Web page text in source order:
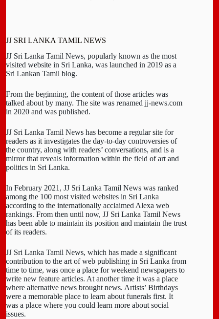
JJ SRI LANKA TAMIL NEWS
JJ Sri Lanka Tamil News, popularly known as the most
visited website in Sri Lanka, was launched in 2019 as a
Sri Lankan Tamil blog.
From the beginning, the content of those articles was
talked about by many. The site was renamed jj-news.com
in 2020 and was published.
JJ Sri Lanka Tamil News has become a regular site for
readers as it investigates the day-to-day controversies of
the country, along with readers’ conversations, and is a
mirror that reveals information within the field of art and
politics in Sri Lanka.
In February 2021, JJ Sri Lanka Tamil News was ranked
among the 100 most visited websites in Sri Lanka
according to the internationally acclaimed Alexa web
rankings. From then until now, JJ Sri Lanka Tamil News
has been able to maintain its position and maintain the trust
of its readers.
JJ Sri Lanka Tamil News, which has made a significant
contribution to the art of web publishing in Sri Lanka from
time to time, was once a place for weekend newspapers to
write new feature articles. At another time it was a place
where alternative news brought news. Artists’ Birthdays
were a memorable place to learn about funerals first. It
was a place where you could learn more about social
issues.